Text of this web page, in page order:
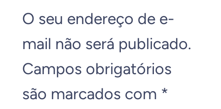
O seu endereço de e-
mail não será publicado.
Campos obrigatórios
são marcados com *